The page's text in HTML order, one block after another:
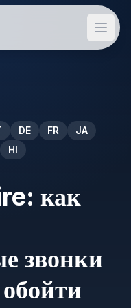
DE FR
JA
HI
как
звонки